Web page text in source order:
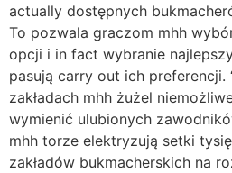
actually dostępnych
To pozwala graczom mhh
opcji i in fact wybranie
pasują carry out ich preferencji.
zakładach mhh żużel
wymienić ulubionych
mhh torze elektryzują setki
zakładów bukmacherskich na